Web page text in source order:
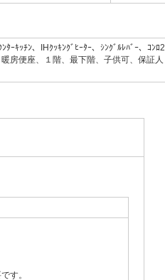
ｷｯﾁﾝ、IHｸｯｷﾝｸﾞﾋｰﾀｰ、ｼﾝｸﾞﾙﾚﾊﾞｰ、ｺﾝﾛ2
暖房便座、１階、最下階、子供可、保証人
す。